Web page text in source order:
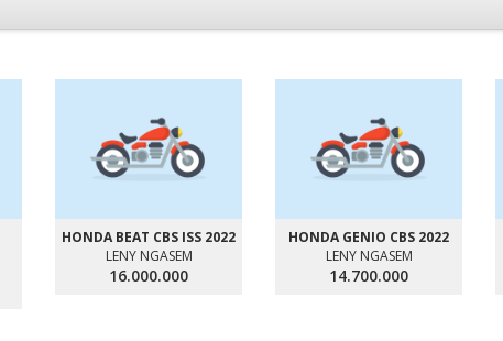
HONDA BEAT CBS ISS 2022
LENY NGASEM
16.000.000
HONDA GENIO CBS 2022
LENY NGASEM
14.700.000